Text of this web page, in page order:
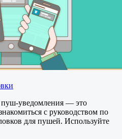
уведомления — это
с руководством по
для пушей. Используйте